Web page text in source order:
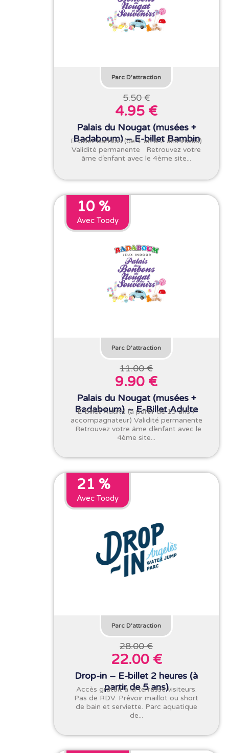
Parc D'attraction
5.50 €
4.95 €
Palais du Nougat (musées +
Badaboum) – E-billet Bambin
E-billet bambin (de 1 an à 2 ans inclus)
Validité permanente Retrouvez votre
âme d’enfant avec le 4ème site...
10 %
Avec Toody
Parc D'attraction
11.00 €
9.90 €
Palais du Nougat (musées +
Badaboum) – E-Billet Adulte
E-billet Adulte (à partir de 13 ans /
accompagnateur) Validité permanente
Retrouvez votre âme d’enfant avec le
4ème site...
21 %
Avec Toody
Parc D'attraction
28.00 €
22.00 €
Drop-in – E-billet 2 heures (à
partir de 5 ans)
Accès gratuit à la terrasse visiteurs.
Pas de RDV. Prévoir maillot ou short
de bain et serviette. Parc aquatique
de...